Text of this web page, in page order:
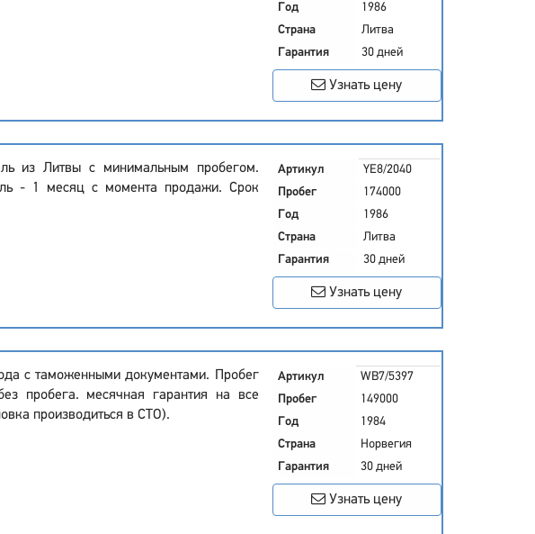
Год
1986
Страна
Литва
Гарантия
30 дней
Узнать цену
из Литвы с минимальным пробегом.
- 1 месяц с момента продажи. Срок
Артикул
YE8/2040
Пробег
174000
Год
1986
Страна
Литва
Гарантия
30 дней
Узнать цену
с таможенными документами. Пробег
пробега. месячная гарантия на все
производиться в СТО).
Артикул
WB7/5397
Пробег
149000
Год
1984
Страна
Норвегия
Гарантия
30 дней
Узнать цену